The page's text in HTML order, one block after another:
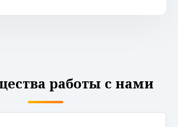
работы с нами